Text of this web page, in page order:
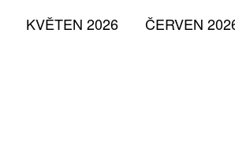
ČERVEN
KVĚTEN 2026